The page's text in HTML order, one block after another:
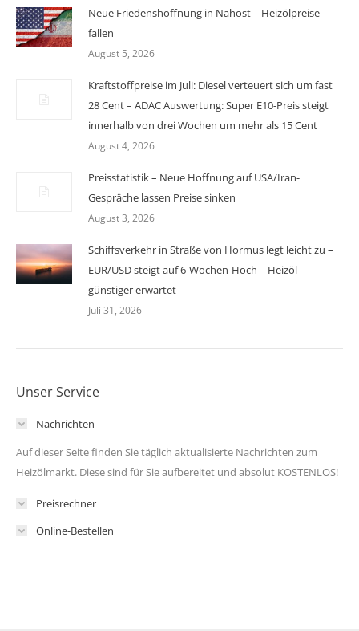
Neue Friedenshoffnung in Nahost – Heizölpreise
fallen
August 5, 2026
Kraftstoffpreise im Juli: Diesel verteuert sich um fast
28 Cent – ADAC Auswertung: Super E10-Preis steigt
innerhalb von drei Wochen um mehr als 15 Cent
August 4, 2026
Preisstatistik – Neue Hoffnung auf USA/Iran-
Gespräche lassen Preise sinken
August 3, 2026
Schiffsverkehr in Straße von Hormus legt leicht zu –
EUR/USD steigt auf 6-Wochen-Hoch – Heizöl
günstiger erwartet
Juli 31, 2026
Unser Service
Nachrichten
Auf dieser Seite finden Sie täglich aktualisierte Nachrichten zum
Heizölmarkt. Diese sind für Sie aufbereitet und absolut KOSTENLOS!
Preisrechner
Online-Bestellen